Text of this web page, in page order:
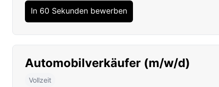
In 60 Sekunden bewerben
Automobilverkäufer (m/w/d)
Vollzeit